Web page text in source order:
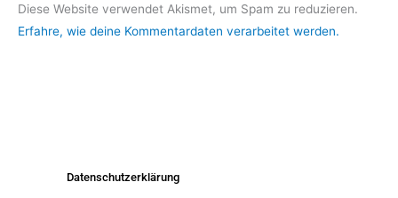
Diese Website verwendet Akismet, um Spam zu reduzieren.
Erfahre, wie deine Kommentardaten verarbeitet werden.
Datenschutzerklärung